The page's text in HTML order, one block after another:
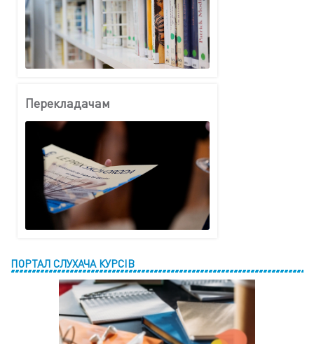
Перекладачам
ПОРТАЛ СЛУХАЧА КУРСІВ